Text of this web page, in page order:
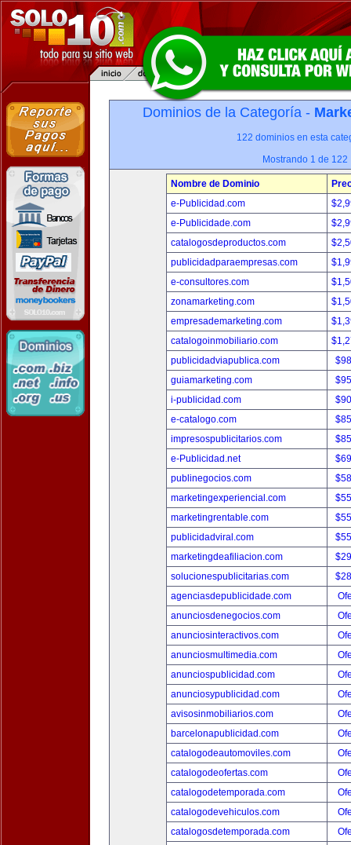
Dominios de la Categoría -
122 dominios en esta
Mostrando 1 de 122
Nombre de Dominio
e-Publicidad.com
e-Publicidade.com
catalogosdeproductos.com
publicidadparaempresas.com
e-consultores.com
zonamarketing.com
empresademarketing.com
catalogoinmobiliario.com
publicidadviapublica.com
guiamarketing.com
i-publicidad.com
e-catalogo.com
impresospublicitarios.com
e-Publicidad.net
publinegocios.com
marketingexperiencial.com
marketingrentable.com
publicidadviral.com
marketingdeafiliacion.com
solucionespublicitarias.com
agenciasdepublicidade.com
anunciosdenegocios.com
anunciosinteractivos.com
anunciosmultimedia.com
anunciospublicidad.com
anunciosypublicidad.com
avisosinmobiliarios.com
barcelonapublicidad.com
catalogodeautomoviles.com
catalogodeofertas.com
catalogodetemporada.com
catalogodevehiculos.com
catalogosdetemporada.com